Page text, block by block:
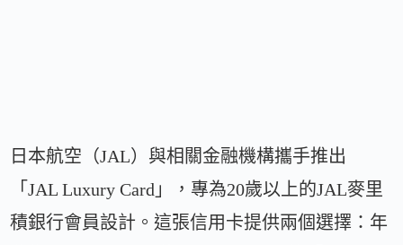
日本航空（JAL）與相關金融機構攜手推出
「JAL Luxury Card」，專為20歲以上的JAL麥里
積銀行會員設計。這張信用卡提供兩個選擇：年